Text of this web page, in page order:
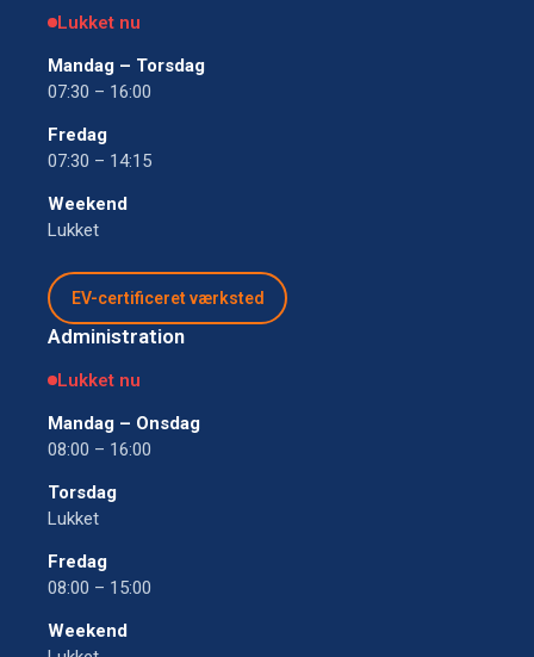
Lukket nu
Mandag – Torsdag
07:30 – 16:00
Fredag
07:30 – 14:15
Weekend
Lukket
EV-certificeret værksted
Administration
Lukket nu
Mandag – Onsdag
08:00 – 16:00
Torsdag
Lukket
Fredag
08:00 – 15:00
Weekend